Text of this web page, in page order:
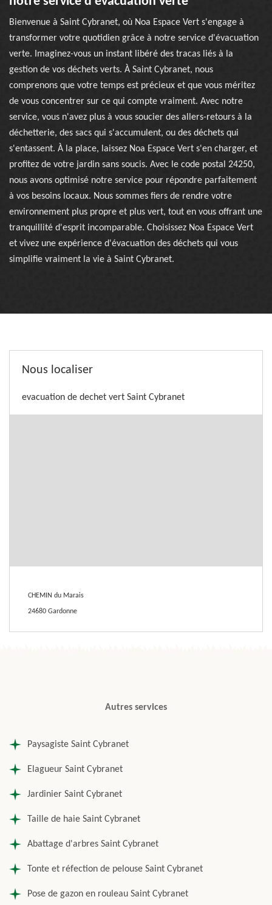
Bienvenue à Saint Cybranet, où Noa Espace Vert s'engage à
transformer votre quotidien grâce à notre service d'évacuation
verte. Imaginez-vous un instant libéré des tracas liés à la
gestion de vos déchets verts. À Saint Cybranet, nous
comprenons que votre temps est précieux et que vous méritez
de vous concentrer sur ce qui compte vraiment. Avec notre
service, vous n'avez plus à vous soucier des allers-retours à la
déchetterie, des sacs qui s'accumulent, ou des déchets qui
s'entassent. À la place, laissez Noa Espace Vert s'en charger, et
profitez de votre jardin sans soucis. Avec le code postal 24250,
nous avons optimisé notre service pour répondre parfaitement
à vos besoins locaux. Nous sommes fiers de rendre votre
environnement plus propre et plus vert, tout en vous offrant une
tranquillité d'esprit incomparable. Choisissez Noa Espace Vert
et vivez une expérience d'évacuation des déchets qui vous
simplifie vraiment la vie à Saint Cybranet.
Nous localiser
evacuation de dechet vert Saint Cybranet
CHEMIN du Marais
24680 Gardonne
Autres services
Paysagiste Saint Cybranet
Elagueur Saint Cybranet
Jardinier Saint Cybranet
Taille de haie Saint Cybranet
Abattage d'arbres Saint Cybranet
Tonte et réfection de pelouse Saint Cybranet
Pose de gazon en rouleau Saint Cybranet